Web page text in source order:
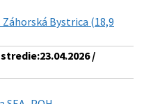
Záhorská Bystrica (18,9
/